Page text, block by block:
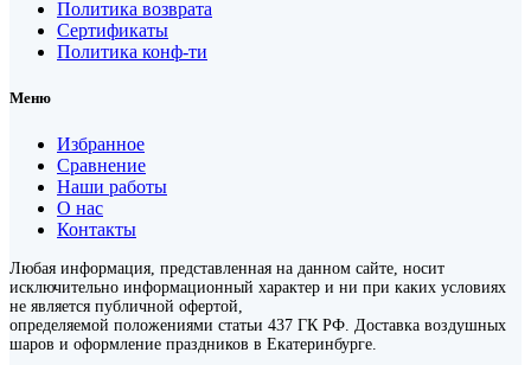
Политика возврата
Сертификаты
Политика конф-ти
Меню
Избранное
Сравнение
Наши работы
О нас
Контакты
Любая информация, представленная на данном сайте, носит
исключительно информационный характер и ни при каких условиях
не является публичной офертой,
определяемой положениями статьи 437 ГК РФ. Доставка воздушных
шаров и оформление праздников в Екатеринбурге.